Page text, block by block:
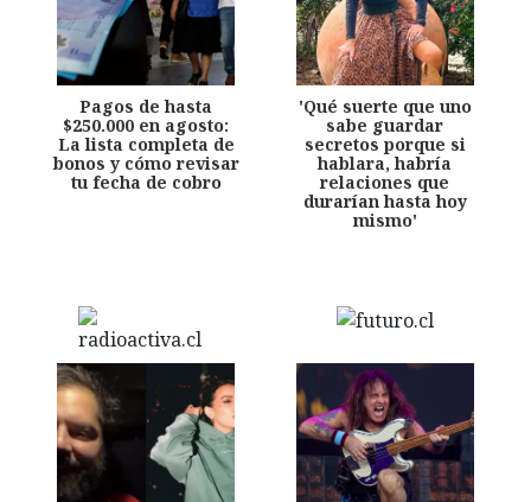
Pagos de hasta
$250.000 en agosto:
La lista completa de
bonos y cómo revisar
tu fecha de cobro
'Qué suerte que uno
sabe guardar
secretos porque si
hablara, habría
relaciones que
durarían hasta hoy
mismo'